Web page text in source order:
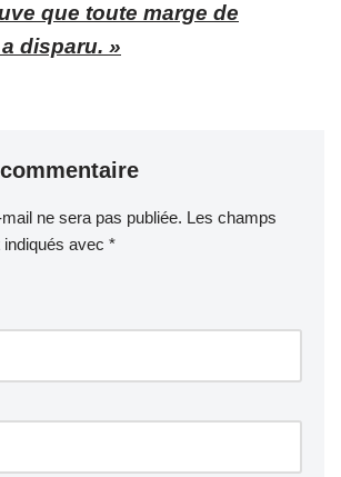
que toute marge de
disparu. »
ne sera pas publiée. Les champs
avec *